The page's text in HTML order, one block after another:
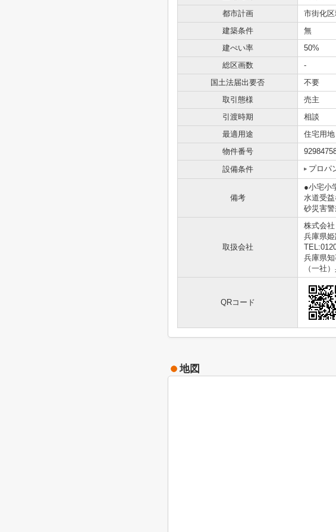
都市計画
市街化
建築条件
無
建ぺい率
50%
総区画数
-
国土法届出要否
不要
取引態様
売主
引渡時期
相談
最適用途
住宅用地
物件番号
設備条件
プロパ
備考
●小宅小
水道受
砂災害
取扱会社
株式会
兵庫県
兵庫県
（一社
QRコード
地図